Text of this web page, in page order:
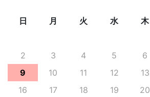
日 月 火 水 木
2
3 4 5 6
9
10 11 12 13
16
17 18 19 20